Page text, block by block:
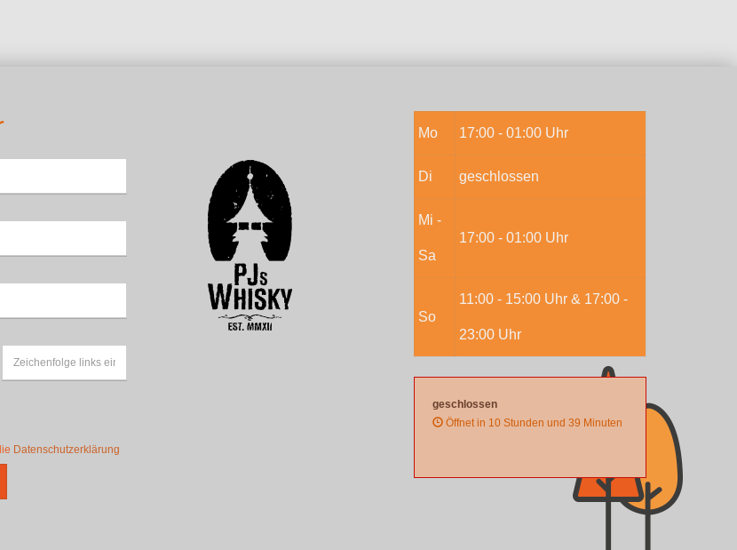
Datenschutzerklärung
Mo 17:00 - 01:00 Uhr
Di geschlossen
Mi -
Sa
17:00 - 01:00 Uhr
So
11:00 - 15:00 Uhr & 17:00 -
23:00 Uhr
geschlossen
Öffnet in 10 Stunden und 39 Minuten